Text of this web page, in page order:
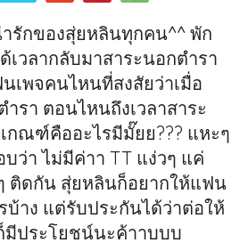
รักของสุ่ยหลินทุกคน^^ พัก
เวลากลับมาสาระนอกตำรา
เพจคนไหนที่สงสัยว่าเมื่อ
ำรา ตอนไหนถึงเวลาสาระ
กณฑ์คืออะไรมีมั๊ยย??? แหะๆ
ว่า ไม่มีค่าา TT แง่วๆ แค่
ติดกัน สุ่ยหลินก็อยากให้แฟน
บ้าง แต่รับประกันได้ว่าต่อให้
มีประโยชน์นะค้าาบบบ